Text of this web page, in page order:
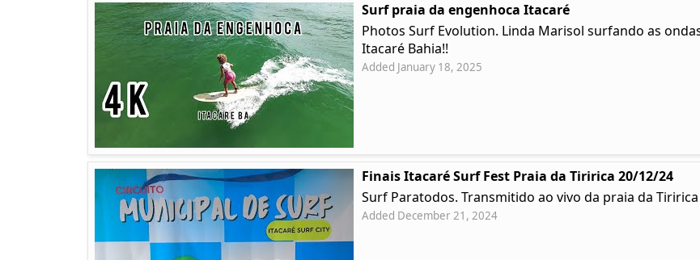
Surf praia da engenhoca Itacaré
Photos Surf Evolution. Linda Marisol surfando as
Itacaré Bahia!!
Added January 18, 2025
Finais Itacaré Surf Fest Praia da Tiririca 20/12/24
Surf Paratodos. Transmitido ao vivo da praia da Tiririca
Added December 21, 2024